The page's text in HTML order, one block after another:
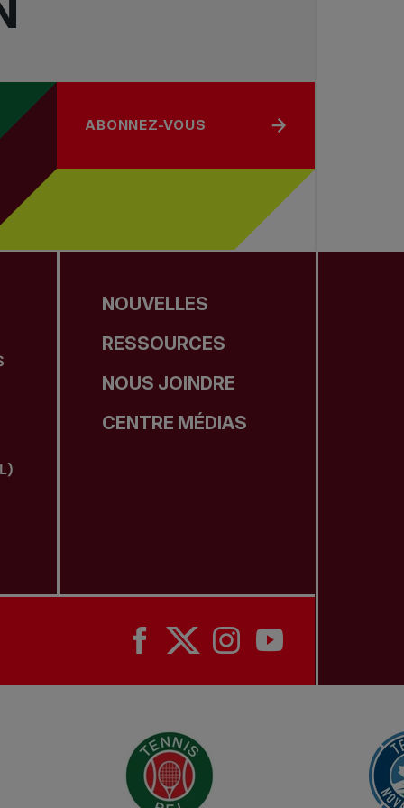
ABONNEZ-VOUS
NOUVELLES
RESSOURCES
NOUS JOINDRE
CENTRE MÉDIAS